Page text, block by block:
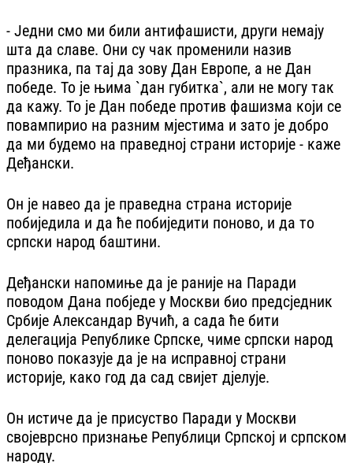
- Једни смо ми били антифашисти, други немају
шта да славе. Они су чак променили назив
празника, па тај да зову Дан Европе, а не Дан
победе. То је њима `дан губитка`, али не могу так
да кажу. То је Дан победе против фашизма који се
повампирио на разним мјестима и зато је добро
да ми будемо на праведној страни историје - каже
Деђански.
Он је навео да је праведна страна историје
побиједила и да ће побиједити поново, и да то
српски народ баштини.
Деђански напомиње да је раније на Паради
поводом Дана побједе у Москви био предсједник
Србије Александар Вучић, а сада ће бити
делегација Републике Српске, чиме српски народ
поново показује да је на исправној страни
историје, како год да сад свијет дјелује.
Он истиче да је присуство Паради у Москви
својеврсно признање Републици Српској и српском
народу.